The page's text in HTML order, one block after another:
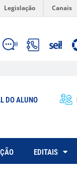
Legislação Canais
DO ALUNO
EDITAIS